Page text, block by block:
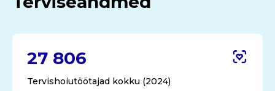
27 806
Tervishoiutöötajad kokku (2024)